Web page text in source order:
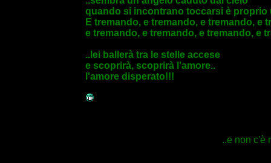
quando si incontrano toccarsi è proprio
E tremando, e tremando, e tremando, e
e tremando, e tremando, e tremando, e
..lei ballerà tra le stelle accese
e scoprirà, scoprirà l'amore..
l'amore disperato!!!
..e non c'è